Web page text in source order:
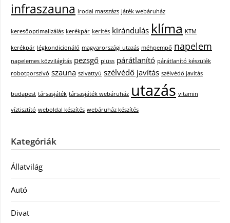
infraszauna irodai masszázs játék webáruház
keresőoptimalizálás kerékpár kerítés kirándulás klíma KTM
kerékpár légkondicionáló magyarországi utazás méhpempő napelem
napelemes közvilágítás pezsgő plüss párátlanító párátlanító készülék
robotporszívó szauna szivattyú szélvédő javítás szélvédő javítás
budapest társasjáték társasjáték webáruház utazás vitamin
víztisztító weboldal készítés webáruház készítés
Kategóriák
Állatvilág
Autó
Divat